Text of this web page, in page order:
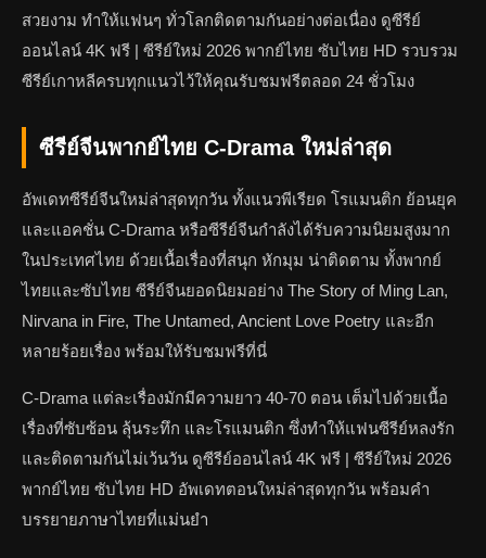
สวยงาม ทำให้แฟนๆ ทั่วโลกติดตามกันอย่างต่อเนื่อง ดูซีรีย์
ออนไลน์ 4K ฟรี | ซีรีย์ใหม่ 2026 พากย์ไทย ซับไทย HD รวบรวม
ซีรีย์เกาหลีครบทุกแนวไว้ให้คุณรับชมฟรีตลอด 24 ชั่วโมง
ซีรีย์จีนพากย์ไทย C-Drama ใหม่ล่าสุด
อัพเดทซีรีย์จีนใหม่ล่าสุดทุกวัน ทั้งแนวพีเรียด โรแมนติก ย้อนยุค
และแอคชั่น C-Drama หรือซีรีย์จีนกำลังได้รับความนิยมสูงมาก
ในประเทศไทย ด้วยเนื้อเรื่องที่สนุก หักมุม น่าติดตาม ทั้งพากย์
ไทยและซับไทย ซีรีย์จีนยอดนิยมอย่าง The Story of Ming Lan,
Nirvana in Fire, The Untamed, Ancient Love Poetry และอีก
หลายร้อยเรื่อง พร้อมให้รับชมฟรีที่นี่
C-Drama แต่ละเรื่องมักมีความยาว 40-70 ตอน เต็มไปด้วยเนื้อ
เรื่องที่ซับซ้อน ลุ้นระทึก และโรแมนติก ซึ่งทำให้แฟนซีรีย์หลงรัก
และติดตามกันไม่เว้นวัน ดูซีรีย์ออนไลน์ 4K ฟรี | ซีรีย์ใหม่ 2026
พากย์ไทย ซับไทย HD อัพเดทตอนใหม่ล่าสุดทุกวัน พร้อมคำ
บรรยายภาษาไทยที่แม่นยำ